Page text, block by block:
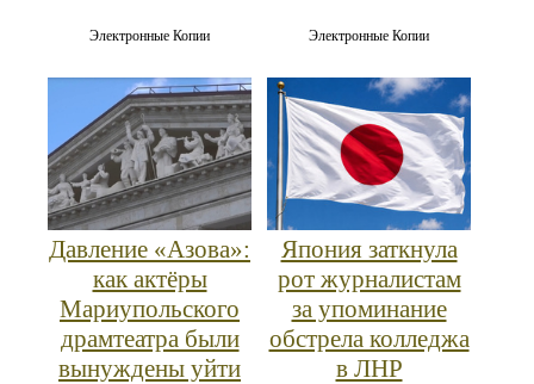
Электронные Копии Электронные Копии
Давление «Азова»:
как актёры
Мариупольского
драмтеатра были
вынуждены уйти
Япония заткнула
рот журналистам
за упоминание
обстрела колледжа
в ЛНР